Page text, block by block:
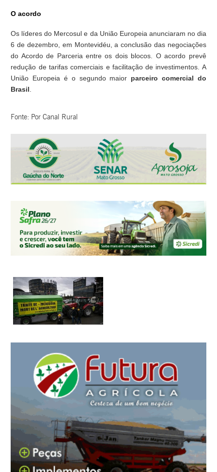
O acordo
Os líderes do Mercosul e da União Europeia anunciaram no dia
6 de dezembro, em Montevidéu, a conclusão das negociações
do Acordo de Parceria entre os dois blocos. O acordo prevê
redução de tarifas comerciais e facilitação de investimentos. A
União Europeia é o segundo maior parceiro comercial do
Brasil.
Fonte: Por Canal Rural